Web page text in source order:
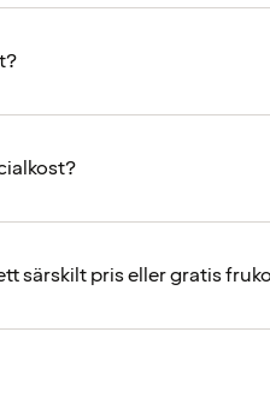
särskilt pris eller gratis